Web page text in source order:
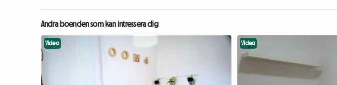
Andra boenden som kan intressera dig
Video Video